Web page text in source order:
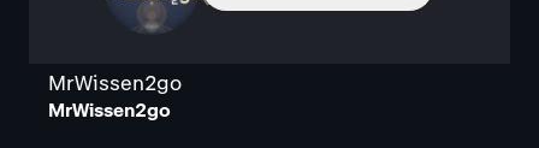
MrWissen2go
MrWissen2go